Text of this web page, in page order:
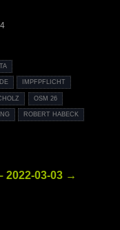
IMPFPFLICHT
OSM 26
ROBERT HABECK
2022-03-03 →